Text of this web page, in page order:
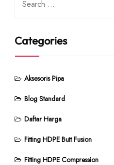
Categories
Aksesoris Pipa
Blog Standard
Daftar Harga
Fitting HDPE Butt Fusion
Fitting HDPE Compression